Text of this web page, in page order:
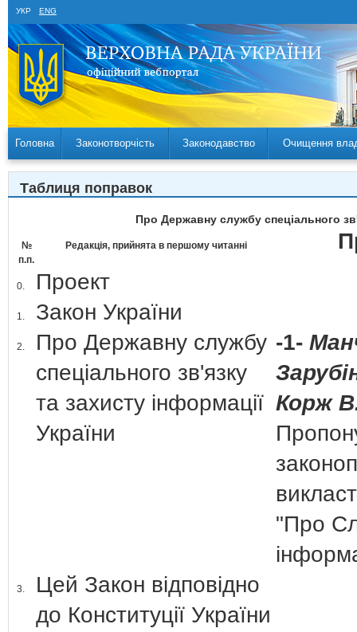
УКР ENG
Головна Законотворчість Законодавство Очищення
Таблиця поправок
Про Державну службу спеціального
№
п.п.
Редакція, прийнята в першому читанні
0. Проект
1. Закон України
2.
Про Державну службу
спеціального зв'язку
та захисту інформації
України
-1-
Корж
"Про
3.
Цей Закон відповідно
до Конституції України